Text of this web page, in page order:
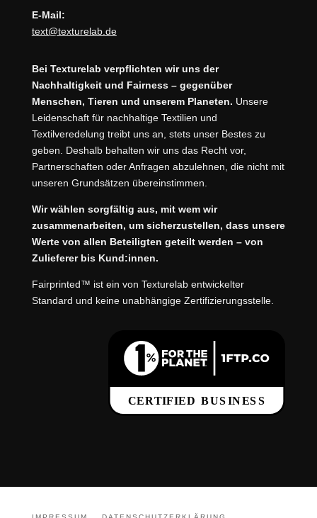
E-Mail:
text@texturelab.de
Bei Texturelab verpflichten wir uns der
Nachhaltigkeit und Fairness – gegenüber
Menschen, Tieren und unserem Planeten. Unsere
Leidenschaft für nachhaltige Textilien und
Textilveredelung treibt uns an, stets unser Bestes zu
geben. Deshalb behalten wir uns das Recht vor,
Partnerschaften oder Anfragen abzulehnen, die nicht mit
unseren Grundsätzen übereinstimmen.
Wir wählen sorgfältig aus, mit wem wir
zusammenarbeiten, um sicherzustellen, dass unsere
Werte von allen Beteiligten geteilt werden – von
Zulieferer bis Kund:innen.
Fairprinted™ ist ein von Texturelab entwickelter
Standard und keine unabhängige Zertifizierungsstelle.